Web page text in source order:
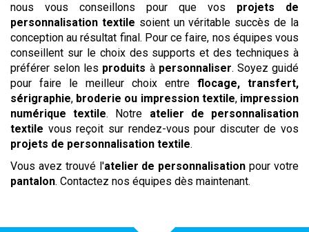
nous vous conseillons pour que vos projets de
personnalisation textile soient un véritable succès de la
conception au résultat final. Pour ce faire, nos équipes vous
conseillent sur le choix des supports et des techniques à
préférer selon les produits à personnaliser. Soyez guidé
pour faire le meilleur choix entre flocage, transfert,
sérigraphie, broderie ou impression textile,impression
numérique textile. Notre atelier de personnalisation
textile vous reçoit sur rendez-vous pour discuter de vos
projets de personnalisation textile.
Vous avez trouvé l'atelier de personnalisation pour votre
pantalon. Contactez nos équipes dès maintenant.